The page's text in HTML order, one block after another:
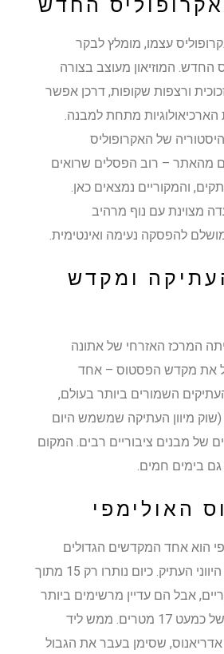
החדש
עצמו, מומלץ לבקר
המוזיאון מעוצב בצורה
ורצפות שקופות, דרכן אפשר
מתחת למבנה.
של האקרופוליס
– רוב הפסלים שרואים
והמקוריים נמצאים כאן.
עם נוף מרהיב
להפסקה נעימה ואינטימית.
ומקדש
האזרחי של אתונה
מקדש הפסטוס – אחד
השמורים ביותר בעולם,
מיוון העתיקה שמשמש היום
של מבנים ציבוריים רבים. המקום
בימים חמים.
אחד המקדשים הגדולים
ביותר שנבנו בעולם היווני העתיק. כיום נותרו רק 15 מתוך
אבל הם עדיין מרשימים ביותר
– מתנשאים לגובה של כמעט 17 מטרים. ממש ליד
שסימן בעבר את הגבול